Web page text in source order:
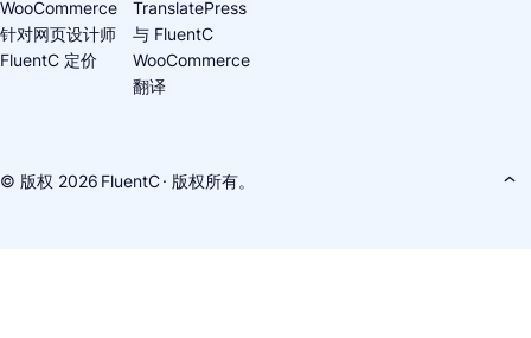
WooCommerce
针对网页设计师
FluentC 定价
TranslatePress
与 FluentC
WooCommerce
翻译
© 版权 2026 FluentC· 版权所有。